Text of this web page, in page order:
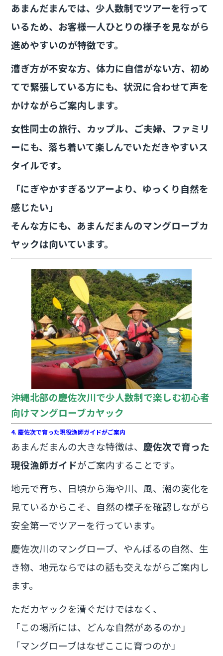
あまんだまんでは、少人数制でツアーを行って
いるため、お客様一人ひとりの様子を見ながら
進めやすいのが特徴です。
漕ぎ方が不安な方、体力に自信がない方、初め
てで緊張している方にも、状況に合わせて声を
かけながらご案内します。
女性同士の旅行、カップル、ご夫婦、ファミリ
ーにも、落ち着いて楽しんでいただきやすいス
タイルです。
「にぎやかすぎるツアーより、ゆっくり自然を
感じたい」
そんな方にも、あまんだまんのマングローブカ
ヤックは向いています。
沖縄北部の慶佐次川で少人数制で楽しむ初心者
向けマングローブカヤック
4. 慶佐次で育った現役漁師ガイドがご案内
あまんだまんの大きな特徴は、慶佐次で育った
現役漁師ガイドがご案内することです。
地元で育ち、日頃から海や川、風、潮の変化を
見ているからこそ、自然の様子を確認しながら
安全第一でツアーを行っています。
慶佐次川のマングローブ、やんばるの自然、生
き物、地元ならではの話も交えながらご案内し
ます。
ただカヤックを漕ぐだけではなく、
「この場所には、どんな自然があるのか」
「マングローブはなぜここに育つのか」